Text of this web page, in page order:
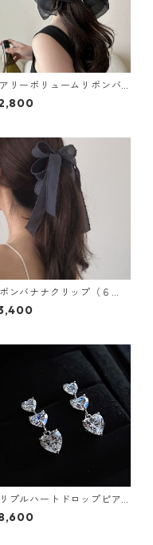
リーボリュームリボンバ
タ（5色）：563
ンバナナクリップ（６
：255
リプルハートドロップピア
644